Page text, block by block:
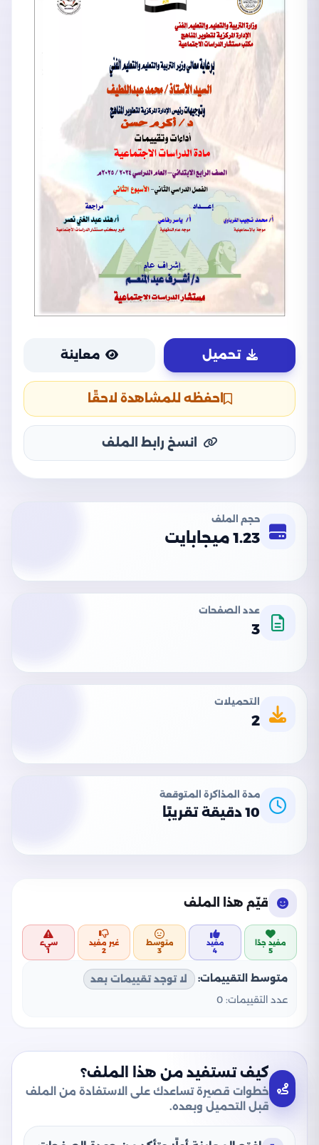
تحميل معاينة
احفظه للمشاهدة لاحقًا
انسخ رابط الملف
حجم الملف
1.23 ميجابايت
عدد الصفحات
3
التحميلات
2
مدة المذاكرة المتوقعة
10 دقيقة تقريبًا
قيّم هذا الملف
مفيد جدًا
5
مفيد
4
متوسط
3
غير مفيد
2
سيء
1
متوسط التقييمات:
لا توجد تقييمات بعد
عدد التقييمات: 0
كيف تستفيد من هذا الملف؟
خطوات قصيرة تساعدك على الاستفادة من الملف
قبل التحميل وبعده.